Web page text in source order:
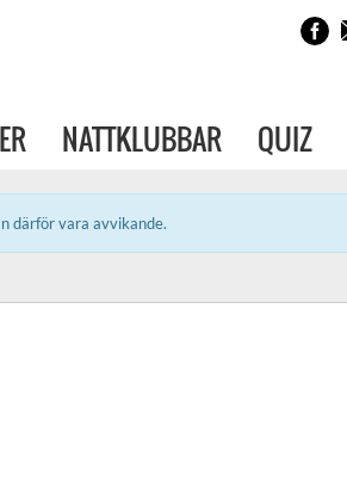
NATTKLUBBAR QUIZ
därför vara avvikande.